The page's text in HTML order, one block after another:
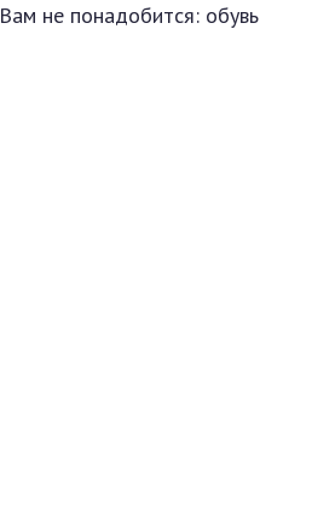
Вам не понадобится: обувь